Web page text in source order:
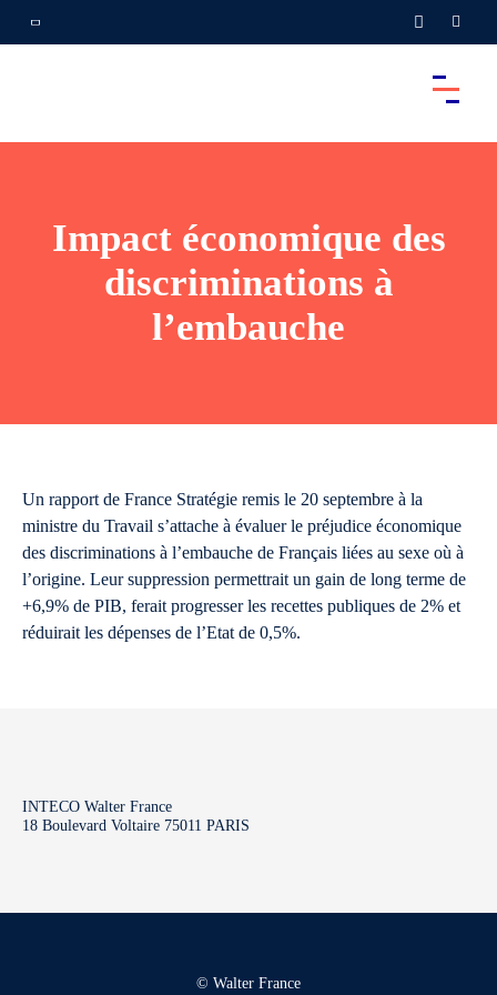
Impact économique des
discriminations à
l’embauche
Un rapport de France Stratégie remis le 20 septembre à la
ministre du Travail s’attache à évaluer le préjudice économique
des discriminations à l’embauche de Français liées au sexe où à
l’origine. Leur suppression permettrait un gain de long terme de
+6,9% de PIB, ferait progresser les recettes publiques de 2% et
réduirait les dépenses de l’Etat de 0,5%.
INTECO Walter France
18 Boulevard Voltaire 75011 PARIS
© Walter France